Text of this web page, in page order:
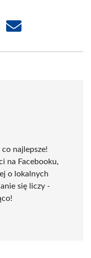
Share
najlepsze!
na Facebooku,
o lokalnych
się liczy -